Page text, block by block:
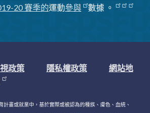
20 賽季的運動參與 數據 。
政策 隱私權政策
網站地
計畫或就業中，基於實際或被認為的種族、膚色、血統、